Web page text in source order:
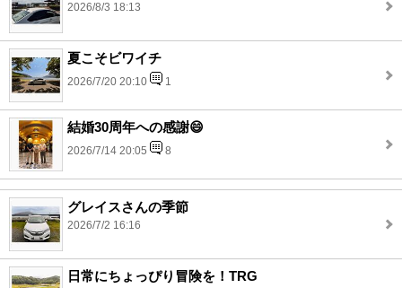
2026/8/3 18:13
夏こそビワイチ
2026/7/20 20:10 1
結婚30周年への感謝😄
2026/7/14 20:05 8
グレイスさんの季節
2026/7/2 16:16
日常にちょっぴり冒険を！TRG